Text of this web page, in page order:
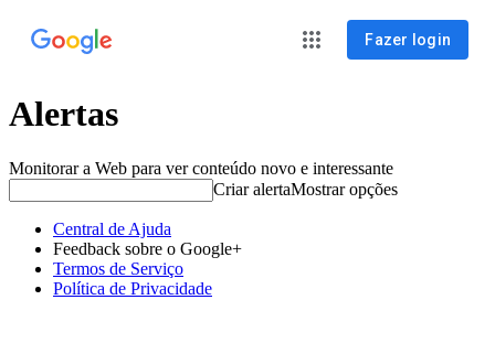
Fazer login
Alertas
Monitorar a Web para ver conteúdo novo e interessante
Criar alertaMostrar opções
Central de Ajuda
Feedback sobre o Google+
Termos de Serviço
Política de Privacidade